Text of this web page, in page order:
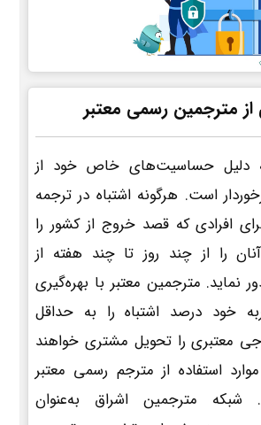
از مترجمین رسمی معتبر
دلیل حساسیت‌های خاص خود از
است. هرگونه اشتباه در ترجمه
افرادی که قصد خروج از کشور را
را از چند روز تا چند هفته از
نماید. مترجمین معتبر با بهره‌گیری
خود درصد اشتباه را به حداقل
معتبری را تحویل مشتری خواهند
استفاده از مترجم رسمی معتبر
شبکه مترجمین اشراق به‌عنوان